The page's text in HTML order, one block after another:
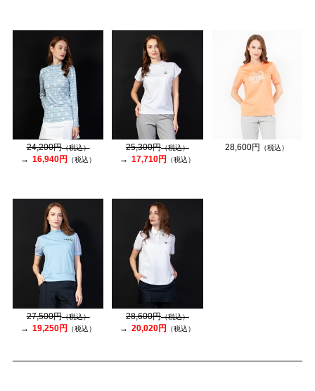
24,200円（税込）
16,940円 （税込）
25,300円（税込）
17,710円 （税込）
28,600円 （税込）
27,500円（税込）
19,250円 （税込）
28,600円（税込）
20,020円 （税込）